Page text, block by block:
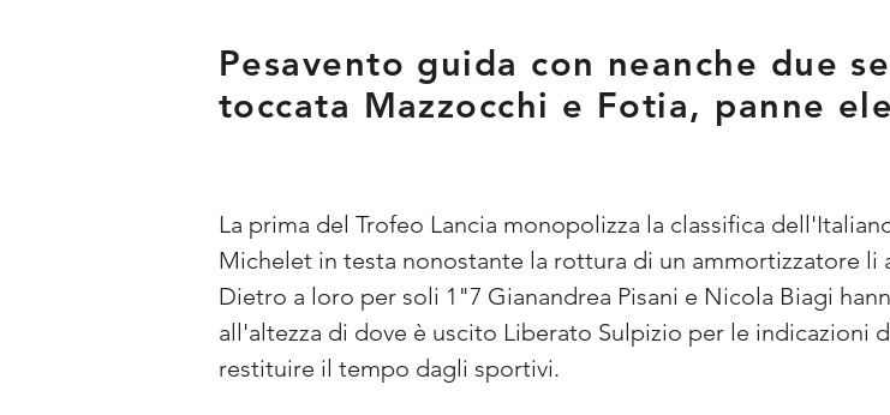
Pesavento guida con neanche due
toccata Mazzocchi e Fotia, panne
La prima del Trofeo Lancia monopolizza la classifica
Michelet in testa nonostante la rottura di un ammortizzatore
Dietro a loro per soli 1"7 Gianandrea Pisani e Nicola Biagi
all'altezza di dove è uscito Liberato Sulpizio per le indicazioni
restituire il tempo dagli sportivi.